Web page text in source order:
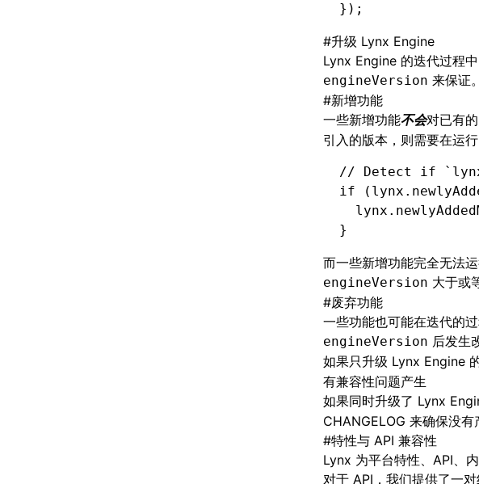
});
#升级 Lynx Engine
Lynx Engine 的迭代过程
engineVersion 来保证。
#新增功能
一些新增功能不会对已有
引入的版本，则需要在运
// Detect if
if ( lynx
  lynx
}
而一些新增功能完全无法
engineVersion 大于或
#废弃功能
一些功能也可能在迭代的
engineVersion 后发生
如果只升级 Lynx Engine
有兼容性问题产生
如果同时升级了 Lynx
CHANGELOG 来确保没
#特性与 API 兼容性
Lynx 为平台特性、API、
对于 API，我们提供了一